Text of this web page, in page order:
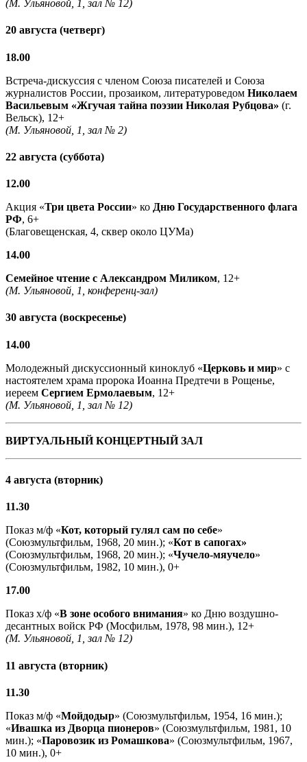
(М. Ульяновой, 1, зал № 12)
20 августа (четверг)
18.00
Встреча-дискуссия с членом Союза писателей и Союза
журналистов России, прозаиком, литературоведом Николаем
Васильевым «Жгучая тайна поэзии Николая Рубцова» (г.
Вельск), 12+
(М. Ульяновой, 1, зал № 2)
22 августа (суббота)
12.00
Акция «Три цвета России» ко Дню Государственного флага
РФ, 6+
(Благовещенская, 4, сквер около ЦУМа)
14.00
Семейное чтение с Александром Миликом, 12+
(М. Ульяновой, 1, конференц-зал)
30 августа (воскресенье)
14.00
Молодежный дискуссионный киноклуб «Церковь и мир» с
настоятелем храма пророка Иоанна Предтечи в Рощенье,
иереем Сергием Ермолаевым, 12+
(М. Ульяновой, 1, зал № 12)
ВИРТУАЛЬНЫЙ КОНЦЕРТНЫЙ ЗАЛ
4 августа (вторник)
11.30
Показ м/ф «Кот, который гулял сам по себе»
(Союзмультфильм, 1968, 20 мин.); «Кот в сапогах»
(Союзмультфильм, 1968, 20 мин.); «Чучело-мяучело»
(Союзмультфильм, 1982, 10 мин.), 0+
17.00
Показ х/ф «В зоне особого внимания» ко Дню воздушно-
десантных войск РФ (Мосфильм, 1978, 98 мин.), 12+
(М. Ульяновой, 1, зал № 12)
11 августа (вторник)
11.30
Показ м/ф «Мойдодыр» (Союзмультфильм, 1954, 16 мин.);
«Ивашка из Дворца пионеров» (Союзмультфильм, 1981, 10
мин.); «Паровозик из Ромашкова» (Союзмультфильм, 1967,
10 мин.), 0+